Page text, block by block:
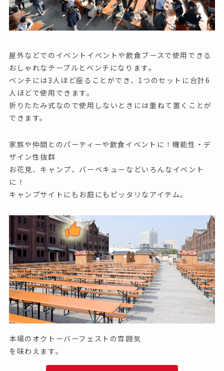
屋外などでのイベントイベントや飲食ブースで使用できる
おしゃれなテーブルとベンチになります。
ベンチには3人ほど座ることができ、1つのセットに合計6
人ほどで使用できます。
折りたたみ式なので使用しないときには重ねて置くことが
できます。
家族や仲間とのパーティーや飲食イベントに！機能性・デ
ザイン性抜群
お花見、キャンプ、バーベキューなどいろんなイベント
に！
キャンプサイトにもお庭にもピッタリなアイテム。
本場のオクトーバーフェストの雰囲気
を味わえます。